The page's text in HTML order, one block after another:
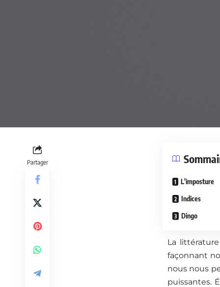
Partager
L'imposture
Indices
Dingo
La
façonnant
nous nous
puissantes.